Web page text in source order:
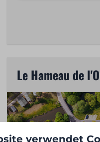
Le Hameau de
verwendet